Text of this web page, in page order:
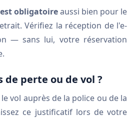
obligatoireaussi bien pour le
Vérifiez la réception de l'e-
— sans lui, votre réservation
de perte ou de vol ?
vol auprès de la police ou de la
ce justificatif lors de votre